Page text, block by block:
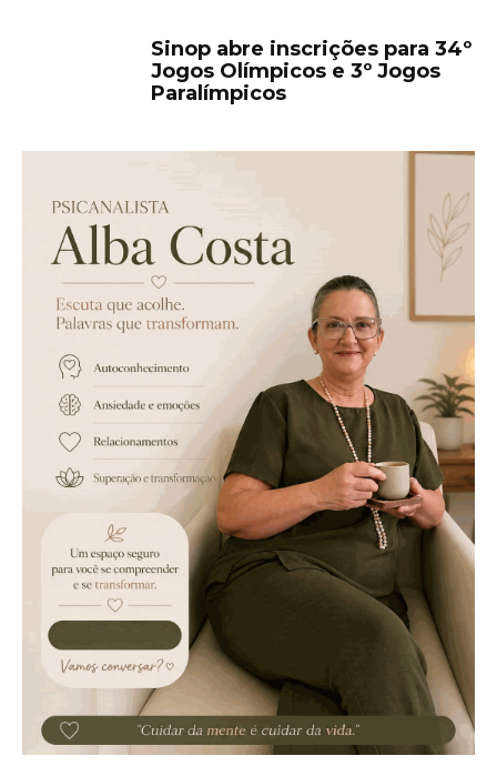
Sinop abre inscrições para 34º
Jogos Olímpicos e 3º Jogos
Paralímpicos